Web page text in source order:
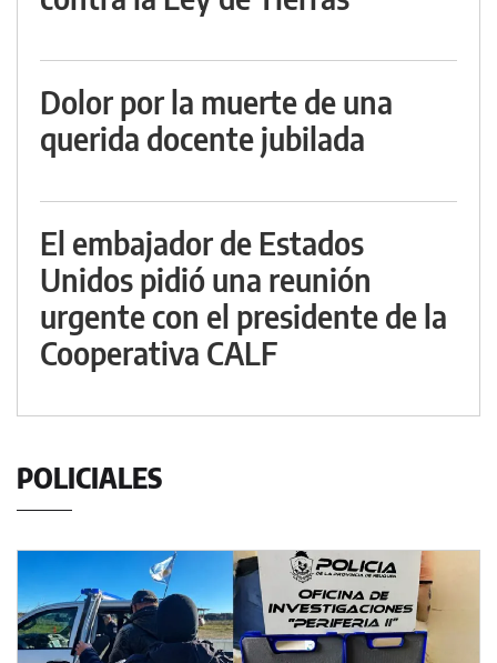
Dolor por la muerte de una
querida docente jubilada
El embajador de Estados
Unidos pidió una reunión
urgente con el presidente de la
Cooperativa CALF
POLICIALES